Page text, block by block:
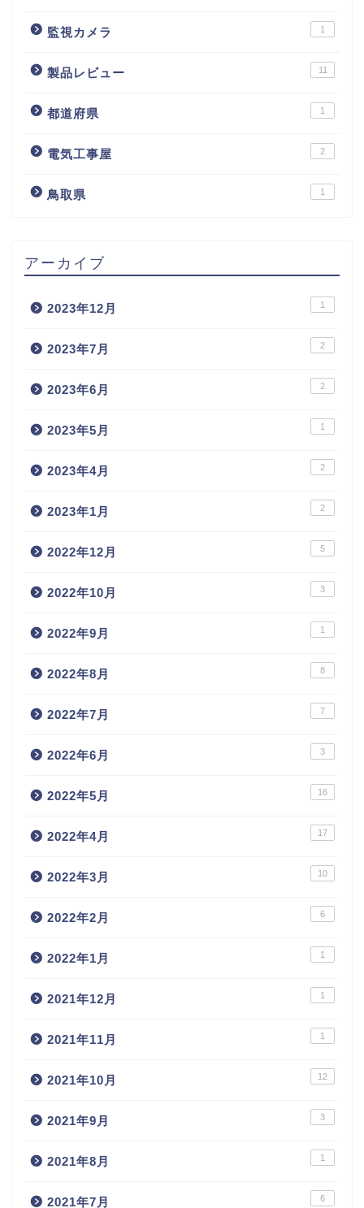
監視カメラ 1
製品レビュー 11
都道府県 1
電気工事屋 2
鳥取県 1
アーカイブ
2023年12月 1
2023年7月 2
2023年6月 2
2023年5月 1
2023年4月 2
2023年1月 2
2022年12月 5
2022年10月 3
2022年9月 1
2022年8月 8
2022年7月 7
2022年6月 3
2022年5月 16
2022年4月 17
2022年3月 10
2022年2月 6
2022年1月 1
2021年12月 1
2021年11月 1
2021年10月 12
2021年9月 3
2021年8月 1
2021年7月 6